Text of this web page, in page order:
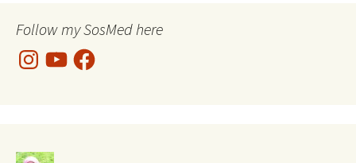
Follow my SosMed here
InstagramYouTubeFacebook